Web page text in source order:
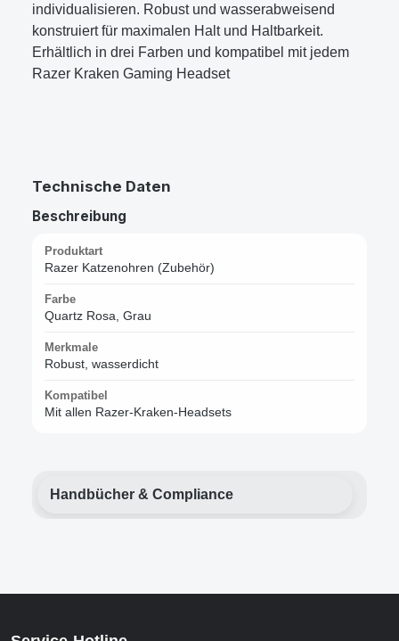
individualisieren. Robust und wasserabweisend
konstruiert für maximalen Halt und Haltbarkeit.
Erhältlich in drei Farben und kompatibel mit jedem
Razer Kraken Gaming Headset
Technische Daten
Beschreibung
Produktart
Razer Katzenohren (Zubehör)
Farbe
Quartz Rosa, Grau
Merkmale
Robust, wasserdicht
Kompatibel
Mit allen Razer-Kraken-Headsets
Handbücher & Compliance